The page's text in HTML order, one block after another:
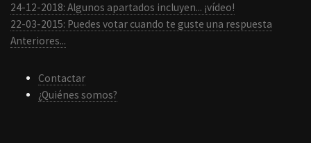
24-12-2018: Algunos apartados incluyen... ¡vídeo!
22-03-2015: Puedes votar cuando te guste una respuesta
Anteriores...
Contactar
¿Quiénes somos?